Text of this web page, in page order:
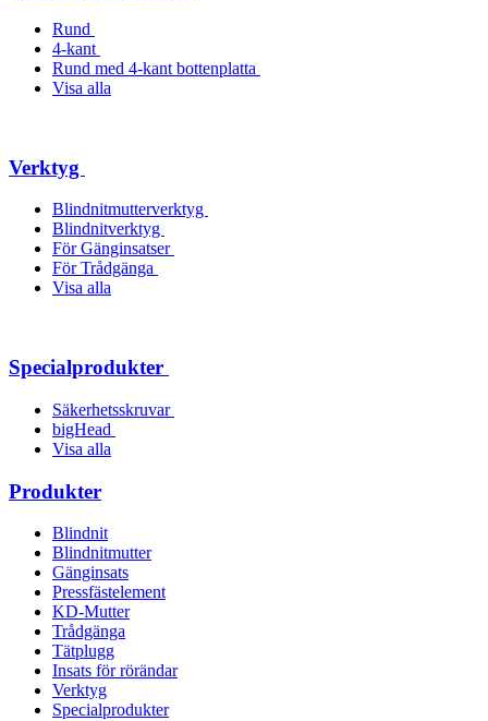
Rund
4-kant
Rund med 4-kant bottenplatta
Visa alla
Verktyg
Blindnitmutterverktyg
Blindnitverktyg
För Gänginsatser
För Trådgänga
Visa alla
Specialprodukter
Säkerhetsskruvar
bigHead
Visa alla
Produkter
Blindnit
Blindnitmutter
Gänginsats
Pressfästelement
KD-Mutter
Trådgänga
Tätplugg
Insats för rörändar
Verktyg
Specialprodukter